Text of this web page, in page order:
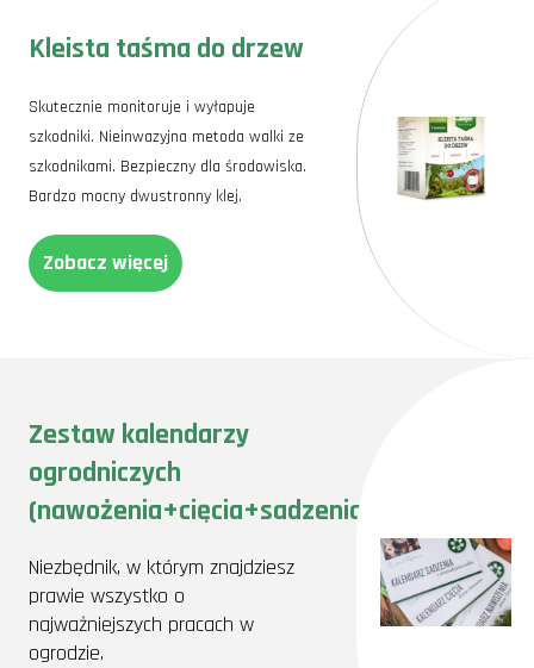
Kleista taśma do drzew
Skutecznie monitoruje i wyłapuje
szkodniki. Nieinwazyjna metoda walki ze
szkodnikami. Bezpieczny dla środowiska.
Bardzo mocny dwustronny klej.
Zobacz więcej
Zestaw kalendarzy
ogrodniczych
(nawożenia+cięcia+sadzenia)
Niezbędnik, w którym znajdziesz
prawie wszystko o
najważniejszych pracach w
ogrodzie.